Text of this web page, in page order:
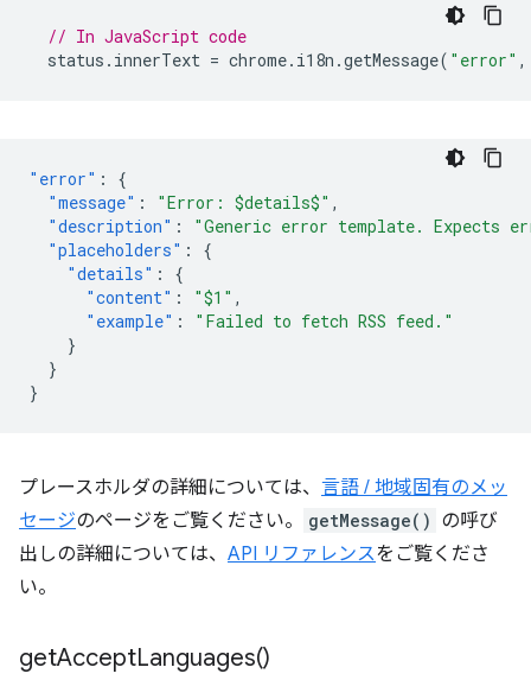
// In JavaScript code
status . innerText = chrome. i18n .getMessage( "error" ,
"error" :
{
"message" : "Error: $details$" ,
"description" :
"Generic error template. Expects
"placeholders" :
{
"details" :
{
"content" : "$1" ,
"example" :
"Failed to fetch RSS feed."
}
}
}
プレースホルダの詳細については、 言語 / 地域固有のメッ
セージのページをご覧ください。 getMessage() の呼び
出しの詳細については、 API リファレンスをご覧くださ
い。
getAcceptLanguages()